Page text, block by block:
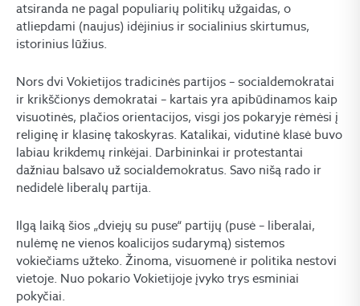
atsiranda ne pagal populiarių politikų užgaidas, o
atliepdami (naujus) idėjinius ir socialinius skirtumus,
istorinius lūžius.
Nors dvi Vokietijos tradicinės partijos – socialdemokratai
ir krikščionys demokratai – kartais yra apibūdinamos kaip
visuotinės, plačios orientacijos, visgi jos pokaryje rėmėsi į
religinę ir klasinę takoskyras. Katalikai, vidutinė klasė buvo
labiau krikdemų rinkėjai. Darbininkai ir protestantai
dažniau balsavo už socialdemokratus. Savo nišą rado ir
nedidelė liberalų partija.
Ilgą laiką šios „dviejų su puse“ partijų (pusė – liberalai,
nulėmę ne vienos koalicijos sudarymą) sistemos
vokiečiams užteko. Žinoma, visuomenė ir politika nestovi
vietoje. Nuo pokario Vokietijoje įvyko trys esminiai
pokyčiai.